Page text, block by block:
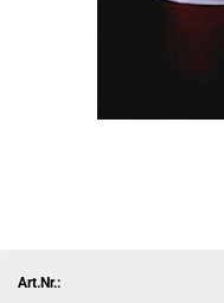
Art.Nr.: